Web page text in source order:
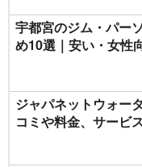
宇都宮のジム・パー
め10選｜安い・女性
ジャパネットウォー
コミや料金、サービ